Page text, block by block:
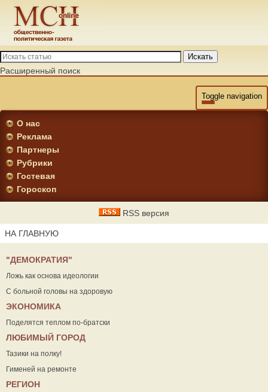
Искать
Расширенный поиск
Toggle navigation
О нас
Реклама
Партнеры
Рубрики
Гостевая
Гороскоп
RSS версия
НА ГЛАВНУЮ
"ДЕМОКРАТИЯ"
Ложь как основа идеологии
С больной головы на здоровую
ЭКОНОМИКА
Поделятся теплом по-братски
ЛЮБИМЫЙ ГОРОД
Тазики на полку!
Гименей на ремонте
РЕГИОН